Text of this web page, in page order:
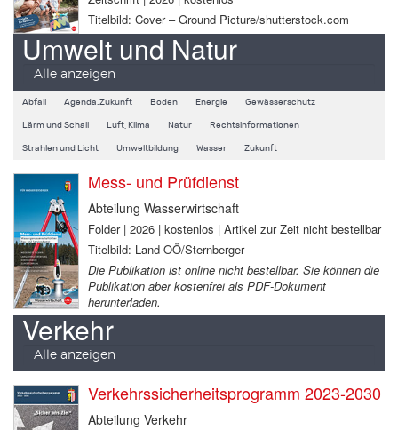
Titelbild: Cover – Ground Picture/shutterstock.com
Umwelt und Natur
Alle anzeigen
Abfall Agenda.Zukunft Boden Energie Gewässerschutz
Lärm und Schall Luft, Klima Natur Rechtsinformationen
Strahlen und Licht Umweltbildung Wasser Zukunft
Mess- und Prüfdienst
Abteilung Wasserwirtschaft
Folder | 2026 | kostenlos | Artikel zur Zeit nicht bestellbar
Titelbild: Land OÖ/Sternberger
Die Publikation ist online nicht bestellbar. Sie können die
Publikation aber kostenfrei als PDF-Dokument
herunterladen.
Verkehr
Alle anzeigen
Verkehrssicherheitsprogramm 2023-2030
Abteilung Verkehr